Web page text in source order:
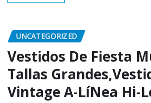
UNCATEGORIZED
Vestidos De Fiesta
Tallas
Vintage A-LíNea Hi-